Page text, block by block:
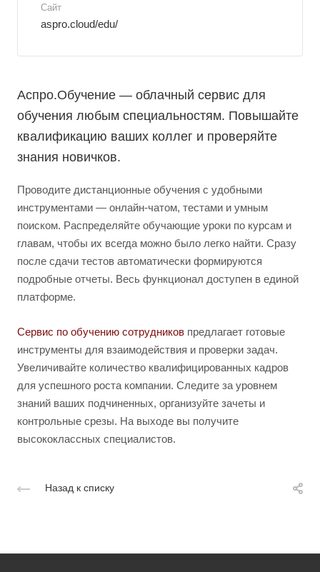
Сайт
aspro.cloud/edu/
Аспро.Обучение — облачный сервис для
обучения любым специальностям. Повышайте
квалификацию ваших коллег и проверяйте
знания новичков.
Проводите дистанционные обучения с удобными
инструментами — онлайн-чатом, тестами и умным
поиском. Распределяйте обучающие уроки по курсам и
главам, чтобы их всегда можно было легко найти. Сразу
после сдачи тестов автоматически формируются
подробные отчеты. Весь функционал доступен в единой
платформе.
Сервис по обучению сотрудников предлагает готовые
инструменты для взаимодействия и проверки задач.
Увеличивайте количество квалифицированных кадров
для успешного роста компании. Следите за уровнем
знаний ваших подчиненных, организуйте зачеты и
контрольные срезы. На выходе вы получите
высококлассных специалистов.
Назад к списку